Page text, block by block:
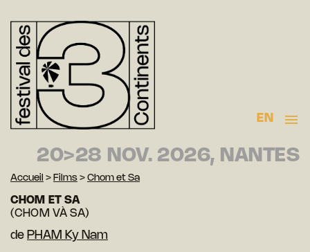
EN
20>28 NOV. 2026, NANTES
Accueil > Films > Chom et Sa
CHOM ET SA
(CHOM VÀ SA)
de PHAM Ky Nam